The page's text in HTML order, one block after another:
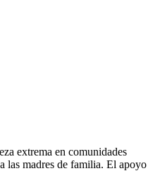
extrema en comunidades
las madres de familia. El apoyo